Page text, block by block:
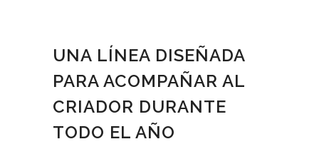
UNA LÍNEA DISEÑADA
PARA ACOMPAÑAR AL
CRIADOR DURANTE
TODO EL AÑO